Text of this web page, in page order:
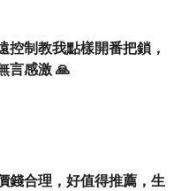
控制教我點樣開番把鎖，
言感激 🙏
錢合理，好值得推薦，生